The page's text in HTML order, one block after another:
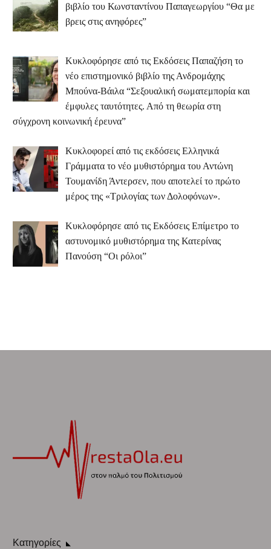
βιβλίο του Κωνσταντίνου Παπαγεωργίου “Θα με
βρεις στις ανηφόρες”
Κυκλοφόρησε από τις Εκδόσεις Παπαζήση το
νέο επιστημονικό βιβλίο της Ανδρομάχης
Μπούνα-Βάιλα “Σεξουαλική σωματεμπορία και
έμφυλες ταυτότητες. Από τη θεωρία στη
σύγχρονη κοινωνική έρευνα”
Κυκλοφορεί από τις εκδόσεις Ελληνικά
Γράμματα το νέο μυθιστόρημα του Αντώνη
Τουμανίδη Άντερσεν, που αποτελεί το πρώτο
μέρος της «Τριλογίας των Δολοφόνων».
Κυκλοφόρησε από τις Εκδόσεις Επίμετρο το
αστυνομικό μυθιστόρημα της Κατερίνας
Πανούση “Οι ρόλοι”
Κατηγορίες